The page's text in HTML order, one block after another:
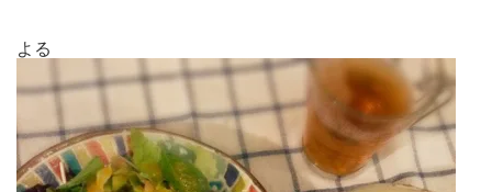
よる